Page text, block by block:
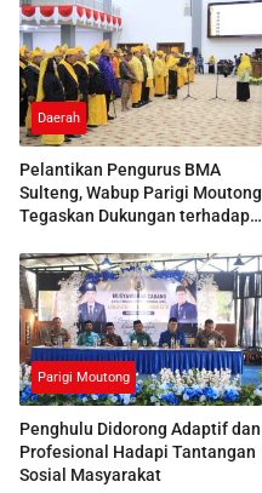
Daerah
Pelantikan Pengurus BMA
Sulteng, Wabup Parigi Moutong
Tegaskan Dukungan terhadap
Parigi Moutong
Penghulu Didorong Adaptif dan
Profesional Hadapi Tantangan
Sosial Masyarakat